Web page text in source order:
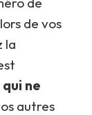
de vos
la
ne
autres